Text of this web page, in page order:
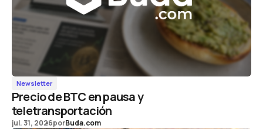
Newsletter
Precio de BTC en pausa y
teletransportación
jul. 31, 2026porBuda.com